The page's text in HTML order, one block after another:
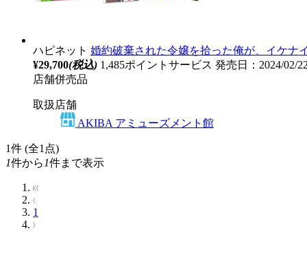
ハピネット 婚約破棄された令嬢を拾った俺が、イケナ
¥29,700(税込) 1,485ポイントサービス 発売日：2024/02/
店舗併売品
取扱店舗
AKIBA アミューズメント館
1件 (全1点)
1件から 1件まで表示
1